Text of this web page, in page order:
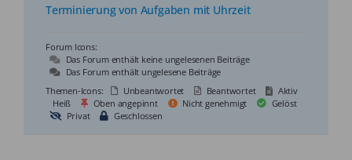
Terminierung von Aufgaben mit Uhrzeit
Forum Icons:
Das Forum enthält keine ungelesenen Beiträge
Das Forum enthält ungelesene Beiträge
Themen-Icons:
Unbeantwortet Beantwortet
Aktiv
Heiß
Oben angepinnt Nicht genehmigt
Gelöst
Privat
Geschlossen